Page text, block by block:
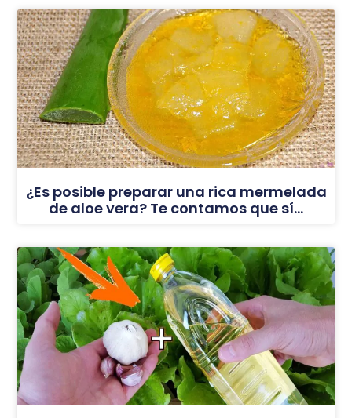
¿Es posible preparar una rica mermelada
de aloe vera? Te contamos que sí…